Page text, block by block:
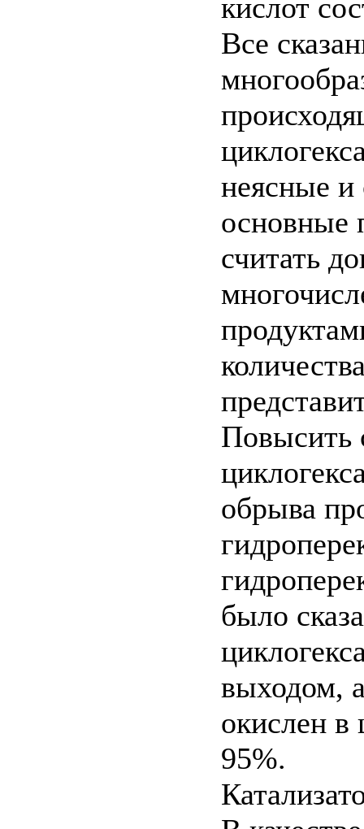
кислот
Все
неясные
основные
считать
Повысить
обрыва
было
выходом,
окислен в
95%.